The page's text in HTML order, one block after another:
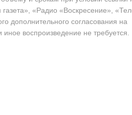
«Радио «Воскресение»,
дополнительного согласования на
иное воспроизведение не требуется.